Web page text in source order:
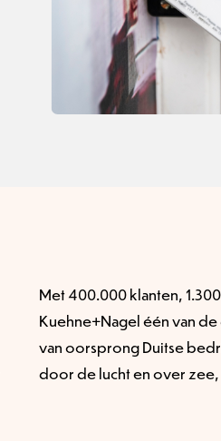
Met 400.000 klanten,
Kuehne+Nagel één van
van oorsprong Duitse
door de lucht en over